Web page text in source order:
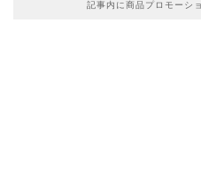
記事内に商品プロモーシ